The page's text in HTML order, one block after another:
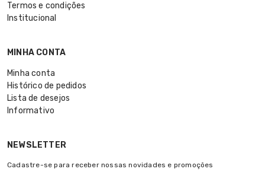
Termos e condições
Institucional
MINHA CONTA
Minha conta
Histórico de pedidos
Lista de desejos
Informativo
NEWSLETTER
Cadastre-se para receber nossas novidades e promoções